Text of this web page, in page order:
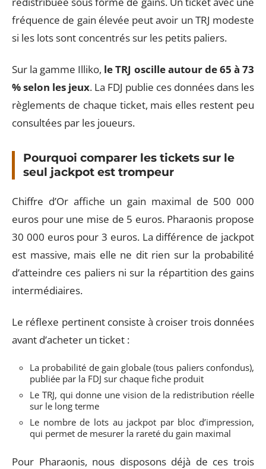
fréquence de gain élevée peut avoir un TRJ modeste
si les lots sont concentrés sur les petits paliers.
Sur la gamme Illiko, le TRJ oscille autour de 65 à 73
% selon les jeux. La FDJ publie ces données dans les
règlements de chaque ticket, mais elles restent peu
consultées par les joueurs.
Pourquoi comparer les tickets sur le
seul jackpot est trompeur
Chiffre d’Or affiche un gain maximal de 500 000
euros pour une mise de 5 euros. Pharaonis propose
30 000 euros pour 3 euros. La différence de jackpot
est massive, mais elle ne dit rien sur la probabilité
d’atteindre ces paliers ni sur la répartition des gains
intermédiaires.
Le réflexe pertinent consiste à croiser trois données
avant d’acheter un ticket :
La probabilité de gain globale (tous paliers confondus),
publiée par la FDJ sur chaque fiche produit
Le TRJ, qui donne une vision de la redistribution réelle
sur le long terme
Le nombre de lots au jackpot par bloc d’impression,
qui permet de mesurer la rareté du gain maximal
Pour Pharaonis, nous disposons déjà de ces trois